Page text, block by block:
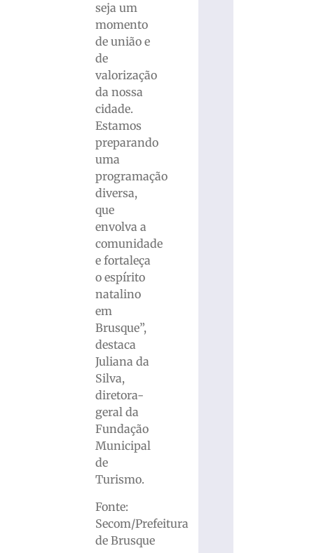
seja um
momento
de união e
de
valorização
da nossa
cidade.
Estamos
preparando
uma
programação
diversa,
que
envolva a
comunidade
e fortaleça
o espírito
natalino
em
Brusque”,
destaca
Juliana da
Silva,
diretora-
geral da
Fundação
Municipal
de
Turismo.
Fonte:
Secom/Prefeitura
de Brusque